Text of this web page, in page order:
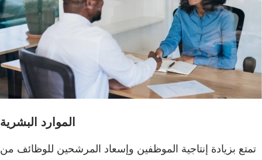
الموارد البشرية
تمتع بزيادة إنتاجية الموظفين وإسعاد المرشحين للوظائف من